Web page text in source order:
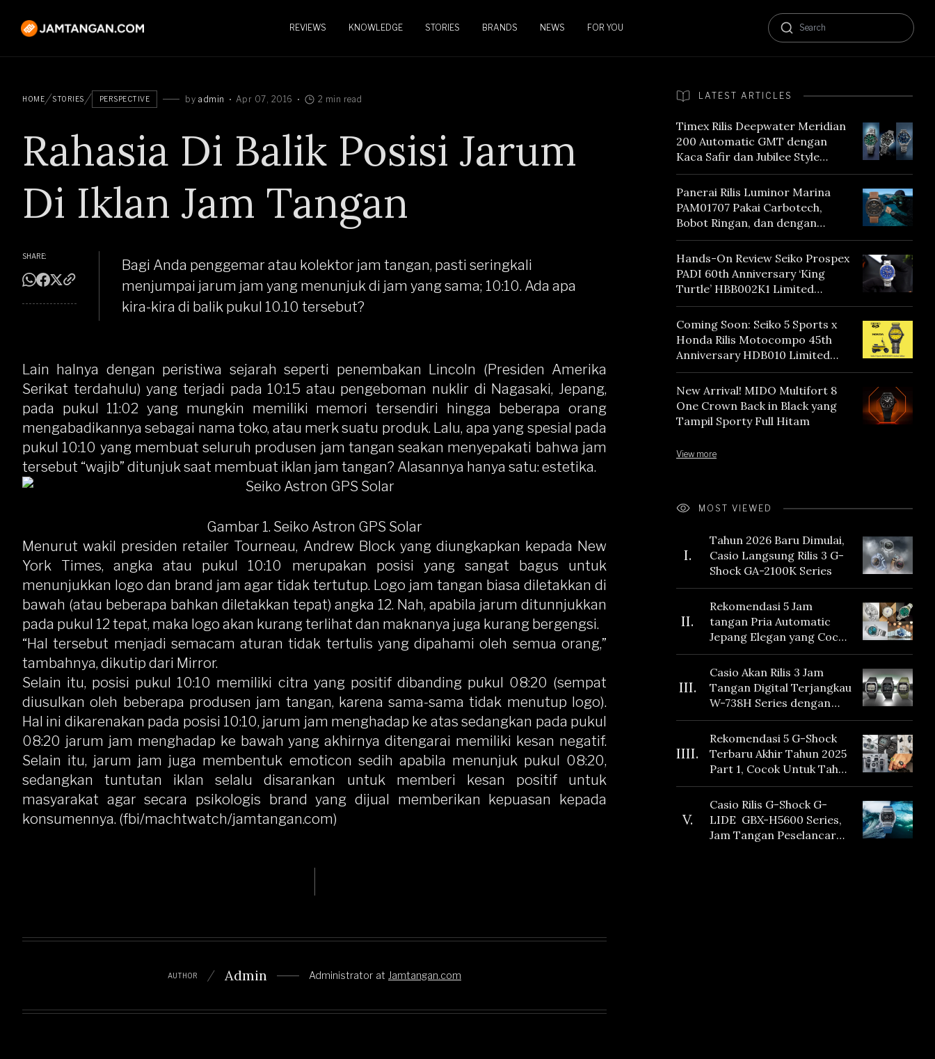
REVIEWS KNOWLEDGE STORIES BRANDS NEWS FOR YOU
HOME STORIES PERSPECTIVE by admin Apr 07, 2016 2 min read
Rahasia Di Balik Posisi Jarum
Di Iklan Jam Tangan
SHARE:
Bagi Anda penggemar atau kolektor jam tangan, pasti seringkali
menjumpai jarum jam yang menunjuk di jam yang sama; 10:10. Ada apa
kira-kira di balik pukul 10.10 tersebut?
Lain halnya dengan peristiwa sejarah seperti penembakan Lincoln (Presiden Amerika
Serikat terdahulu) yang terjadi pada 10:15 atau pengeboman nuklir di Nagasaki, Jepang,
pada pukul 11:02 yang mungkin memiliki memori tersendiri hingga beberapa orang
mengabadikannya sebagai nama toko, atau merk suatu produk. Lalu, apa yang spesial pada
pukul 10:10 yang membuat seluruh produsen jam tangan seakan menyepakati bahwa jam
tersebut “wajib” ditunjuk saat membuat iklan jam tangan? Alasannya hanya satu: estetika.
Gambar 1. Seiko Astron GPS Solar
Menurut wakil presiden retailer Tourneau, Andrew Block yang diungkapkan kepada New
York Times, angka atau pukul 10:10 merupakan posisi yang sangat bagus untuk
menunjukkan logo dan brand jam agar tidak tertutup. Logo jam tangan biasa diletakkan di
bawah (atau beberapa bahkan diletakkan tepat) angka 12. Nah, apabila jarum ditunnjukkan
pada pukul 12 tepat, maka logo akan kurang terlihat dan maknanya juga kurang bergengsi.
“Hal tersebut menjadi semacam aturan tidak tertulis yang dipahami oleh semua orang,”
tambahnya, dikutip dari Mirror.
Selain itu, posisi pukul 10:10 memiliki citra yang positif dibanding pukul 08:20 (sempat
diusulkan oleh beberapa produsen jam tangan, karena sama-sama tidak menutup logo).
Hal ini dikarenakan pada posisi 10:10, jarum jam menghadap ke atas sedangkan pada pukul
08:20 jarum jam menghadap ke bawah yang akhirnya ditengarai memiliki kesan negatif.
Selain itu, jarum jam juga membentuk emoticon sedih apabila menunjuk pukul 08:20,
sedangkan tuntutan iklan selalu disarankan untuk memberi kesan positif untuk
masyarakat agar secara psikologis brand yang dijual memberikan kepuasan kepada
konsumennya. (fbi/machtwatch/jamtangan.com)
AUTHOR Admin Administrator at Jamtangan.com
LATEST ARTICLES
Timex Rilis Deepwater Meridian
200 Automatic GMT dengan
Kaca Safir dan Jubilee Style
Bracelet
Panerai Rilis Luminor Marina
PAM01707 Pakai Carbotech,
Bobot Ringan, dan dengan
Vintage Vibes
Hands-On Review Seiko Prospex
PADI 60th Anniversary ‘King
Turtle’ HBB002K1 Limited
Edition
Coming Soon: Seiko 5 Sports x
Honda Rilis Motocompo 45th
Anniversary HDB010 Limited
Edition
New Arrival! MIDO Multifort 8
One Crown Back in Black yang
Tampil Sporty Full Hitam
View more
MOST VIEWED
I.
Tahun 2026 Baru Dimulai,
Casio Langsung Rilis 3 G-
Shock GA-2100K Series
II.
Rekomendasi 5 Jam
tangan Pria Automatic
Jepang Elegan yang Cocok
Dikoleksi di 2026
III.
Casio Akan Rilis 3 Jam
Tangan Digital Terjangkau
W-738H Series dengan
Masa Baterai 10 Tahun
dan Fitur Vibration
IIII.
Rekomendasi 5 G-Shock
Terbaru Akhir Tahun 2025
Part 1, Cocok Untuk Tahun
Baru!
V.
Casio Rilis G-Shock G-
LIDE GBX-H5600 Series,
Jam Tangan Peselancar